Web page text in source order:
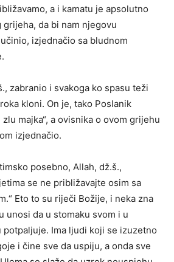
a i kamatu je apsolutno
da bi nam njegovu
izjednačio sa bludnom
zabranio i svakoga ko spasu teži
kloni. On je, tako Poslanik
zlu majka“, a ovisnika o ovom grijehu
izjednačio.
posebno, Allah, dž.š.,
se ne približavajte osim sa
Eto to su riječi Božije, i neka zna
unosi da u stomaku svom i u
Ima ljudi koji se izuzetno
i čine sve da uspiju, a onda sve